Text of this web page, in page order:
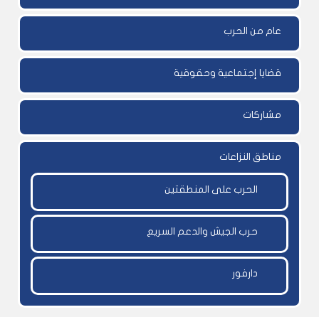
عام من الحرب
قضايا إجتماعية وحقوقية
مشاركات
مناطق النزاعات
الحرب على المنطقتين
حرب الجيش والدعم السريع
دارفور